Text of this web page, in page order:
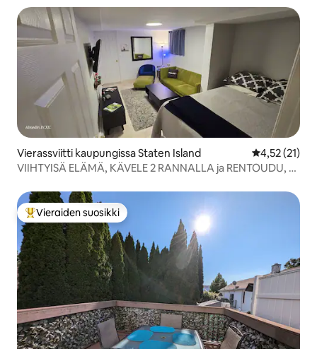
Vierassviitti kaupungissa Staten Island
4,52 (21)
VIIHTYISÄ ELÄMÄ, KÄVELE 2 RANNALLA ja RENTOUDU, 15
Vieraiden suosikkien parhaimmistoa
Vieraiden suosikki